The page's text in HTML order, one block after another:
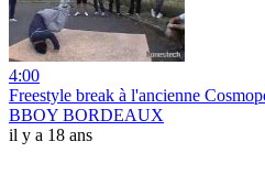
4:00
Freestyle break à l'ancienne
BBOY BORDEAUX
il y a 18 ans